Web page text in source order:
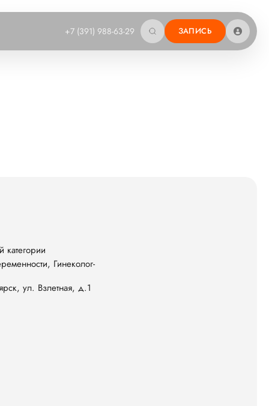
+7 (391) 988-63-29 ЗАПИСЬ
категории
Гинеколог-
ул. Взлетная, д.1